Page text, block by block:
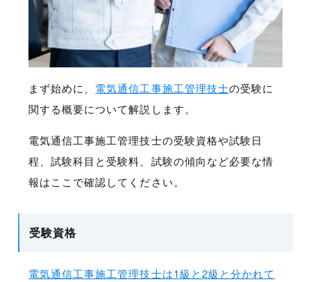
まず始めに、 電気通信工事施工管理技士の受験に
関する概要について解説します。
電気通信工事施工管理技士の受験資格や試験日
程、試験科目と受験料、試験の傾向など必要な情
報はここで確認してください。
受験資格
電気通信工事施工管理技士は1級と2級と分かれて